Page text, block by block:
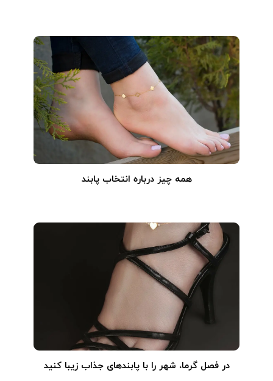
همه چیز درباره انتخاب پابند
در فصل گرما، شهر را با پابندهای جذاب زیبا کنید